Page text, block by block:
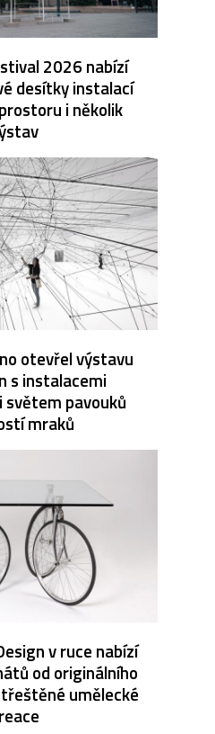
2026 nabízí
desítky instalací
i několik
otevřel výstavu
s instalacemi
světem pavouků
mraků
v ruce nabízí
od originálního
umělecké